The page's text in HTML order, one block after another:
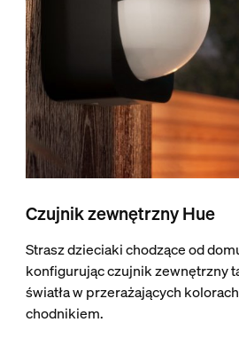
Czujnik zewnętrzny Hue
Strasz dzieciaki chodzące od
konfigurując czujnik zewnętrzny
światła w przerażających
chodnikiem.